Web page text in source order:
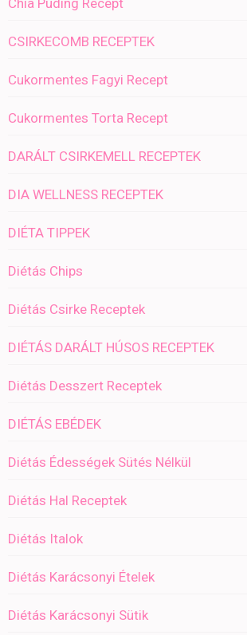
CSIRKECOMB RECEPTEK
Cukormentes Fagyi Recept
Cukormentes Torta Recept
DARÁLT CSIRKEMELL RECEPTEK
DIA WELLNESS RECEPTEK
DIÉTA TIPPEK
Diétás Chips
Diétás Csirke Receptek
DIÉTÁS DARÁLT HÚSOS RECEPTEK
Diétás Desszert Receptek
DIÉTÁS EBÉDEK
Diétás Édességek Sütés Nélkül
Diétás Hal Receptek
Diétás Italok
Diétás Karácsonyi Ételek
Diétás Karácsonyi Sütik